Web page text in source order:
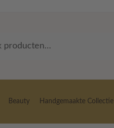
Beauty Handgemaakte Collectie